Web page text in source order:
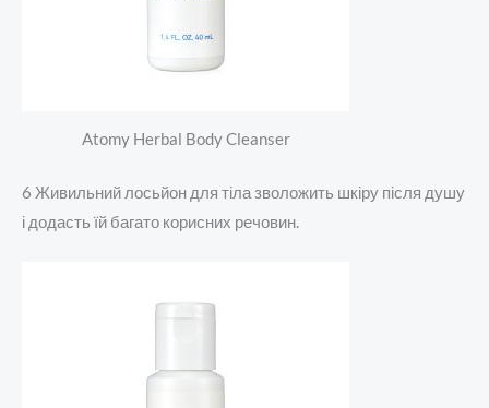
Atomy Herbal Body Cleanser
6 Живильний лосьйон для тіла зволожить шкіру після душу
і додасть їй багато корисних речовин.